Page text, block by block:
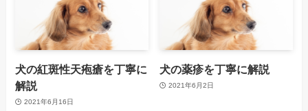
犬の紅斑性天疱瘡を丁寧に
解説
2021年6月16日
犬の薬疹を丁寧に解説
2021年6月2日